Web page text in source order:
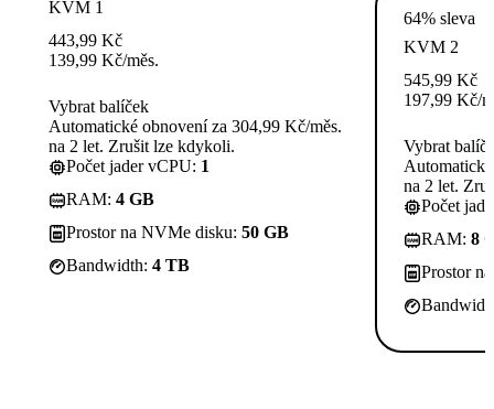
KVM 1
443,99 Kč
139,99 Kč/měs.
Vybrat balíček
Automatické obnovení za 304,99 Kč/měs.
na 2 let. Zrušit lze kdykoli.
Počet jader vCPU: 1
RAM: 4 GB
Prostor na NVMe disku: 50 GB
Bandwidth: 4 TB
64% sleva
KVM 2
545,99 Kč
197,99 Kč/
Vybrat
na 2 let.
Počet
RAM: 8
Prostor